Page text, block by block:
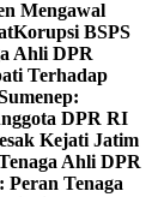
Mengawal
Korupsi BSPS
Ahli DPR
Terhadap
DPR RI
Kejati Jatim
Ahli DPR
Peran Tenaga